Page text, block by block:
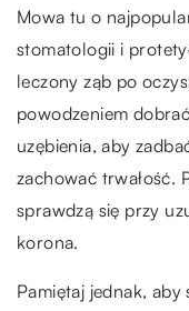
Mowa tu o
stomatologii i
leczony ząb po
powodzeniem
uzębienia, aby
zachować trwałość.
sprawdzą się przy
korona.
Pamiętaj jednak,